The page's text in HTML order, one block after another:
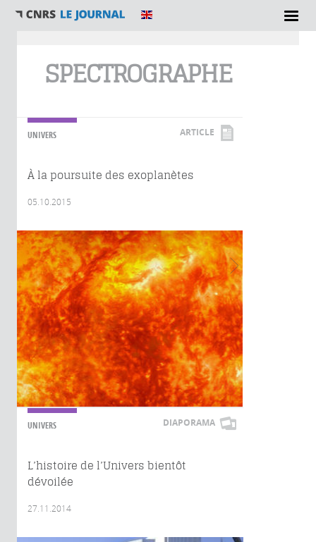
SPECTROGRAPHE
UNIVERS ARTICLE
À la poursuite des exoplanètes
05.10.2015
UNIVERS DIAPORAMA
L’histoire de l’Univers bientôt
dévoilée
27.11.2014